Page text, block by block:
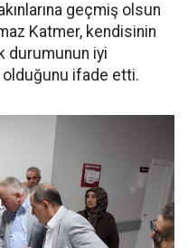
geçmiş olsun
Katmer, kendisinin
durumunun iyi
olduğunu ifade etti.